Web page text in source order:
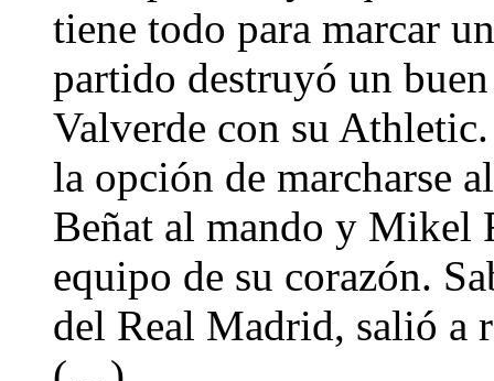
tiene todo para marcar
partido destruyó un
Valverde con su
la opción de marcharse
Beñat al mando y Mikel
equipo de su corazón.
del Real Madrid, salió a